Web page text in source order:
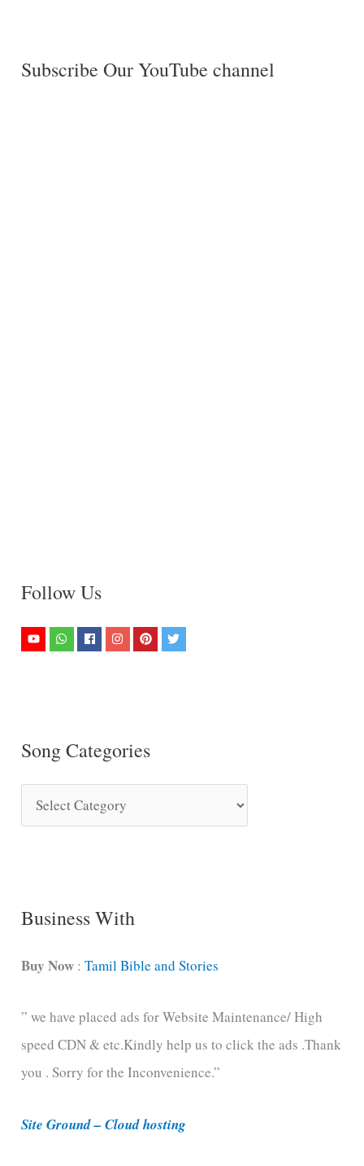
Subscribe Our YouTube channel
Follow Us
Song Categories
o
t
g
o
r
e
Business With
Buy Now :Tamil Bible and Stories
” we have placed ads for Website Maintenance/ High
speed CDN & etc.Kindly help us to click the ads .Thank
you . Sorry for the Inconvenience.”
Site Ground – Cloud hosting